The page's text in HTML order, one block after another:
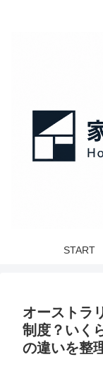
START
オーストラ
制度？いく
の違いを整